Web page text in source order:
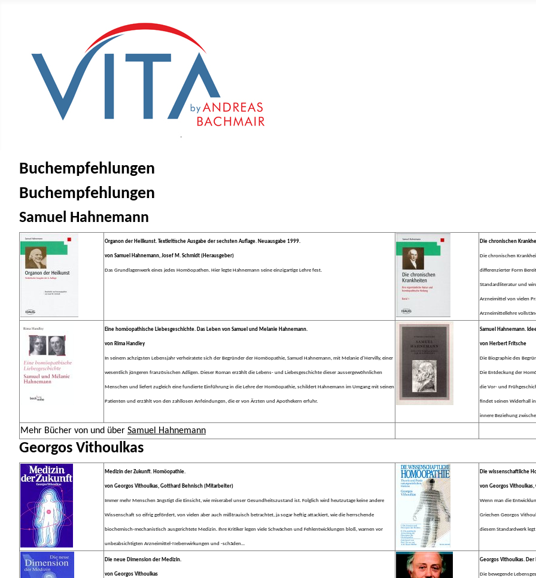
Buchempfehlungen
Buchempfehlungen
Samuel Hahnemann
Organon der Heilkunst. Textkritische Ausgabe der sechsten Auflage. Neuausgabe 1999.
von Samuel Hahnemann, Josef M. Schmidt (Herausgeber)
Das Grundlagenwerk eines jedes Homöopathen. Hier legte Hahnemann seine einzigartige Lehre fest.
Die chronischen
Die chronischen
differenzierter Form
Standardliteratur und
Arzneimittel von vielen
Arzneimittellehre
Eine homöopathische Liebesgeschichte. Das Leben von Samuel und Melanie Hahnemann.
von Rima Handley
In seinem achzigsten Lebensjahr verheiratete sich der Begründer der Homöopathie, Samuel Hahnemann, mit Melanie d'Hervilly, einer
wesentlich jüngeren französischen Adligen. Dieser Roman erzählt die Lebens- und Liebesgeschichte dieser aussergewöhnlichen
Menschen und liefert zugleich eine fundierte Einführung in die Lehre der Homöopathie, schildert Hahnemann im Umgang mit seinen
Patienten und erzählt von den zahllosen Anfeindungen, die er von Ärzten und Apothekern erfuhr.
Samuel Hahnemann.
von Herbert Fritsche
Die Biographie des
Die Entdeckung der
die Vor- und
findet seinen Widerhall
innere Beziehung
Mehr Bücher von und über Samuel Hahnemann
Georgos Vithoulkas
Medizin der Zukunft. Homöopathie.
von Georgos Vithoulkas, Gotthard Behnisch (Mitarbeiter)
Immer mehr Menschen ängstigt die Einsicht, wie miserabel unser Gesundheitszustand ist. Folglich wird heutzutage keine andere
Wissenschaft so eifrig gefördert, von vielen aber auch mißtrauisch betrachtet, ja sogar heftig attackiert, wie die herrschende
biochemisch-mechanistisch ausgerichtete Medizin. Ihre Kritiker legen viele Schwächen und Fehlentwicklungen bloß, warnen vor
unbeabsichtigten Arzneimittel-Nebenwirkungen und -schäden...
Die wissenschaftliche
von Georgos
Wenn man die
Griechen Georgos
diesem Standardwerk
Die neue Dimension der Medizin.
von Georgos Vithoulkas
Georgos Vithoulkas.
Die bewegende